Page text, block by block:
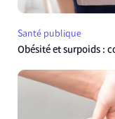
Santé publique
Obésité et surpoids :